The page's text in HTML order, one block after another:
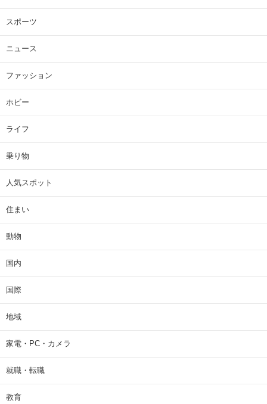
スポーツ
ニュース
ファッション
ホビー
ライフ
乗り物
人気スポット
住まい
動物
国内
国際
地域
家電・PC・カメラ
就職・転職
教育